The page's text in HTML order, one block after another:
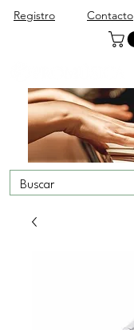
Registro Contacto